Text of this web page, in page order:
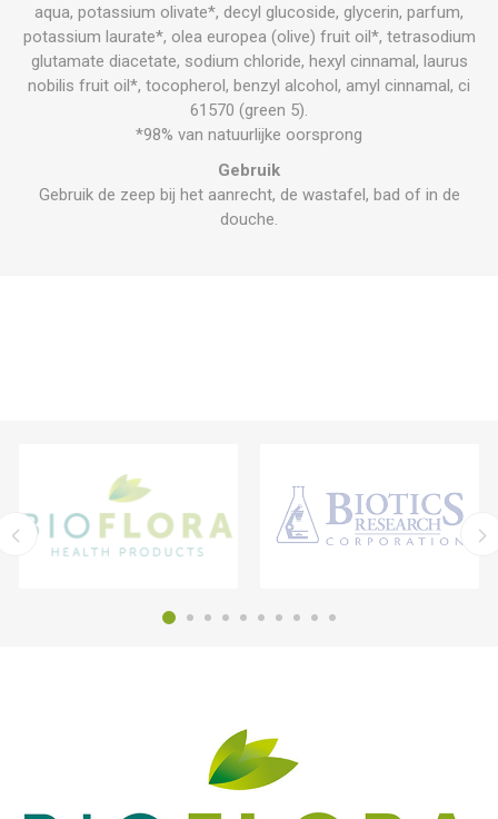
aqua, potassium olivate*, decyl glucoside, glycerin, parfum,
potassium laurate*, olea europea (olive) fruit oil*, tetrasodium
glutamate diacetate, sodium chloride, hexyl cinnamal, laurus
nobilis fruit oil*, tocopherol, benzyl alcohol, amyl cinnamal, ci
61570 (green 5).
*98% van natuurlijke oorsprong
Gebruik
Gebruik de zeep bij het aanrecht, de wastafel, bad of in de
douche.